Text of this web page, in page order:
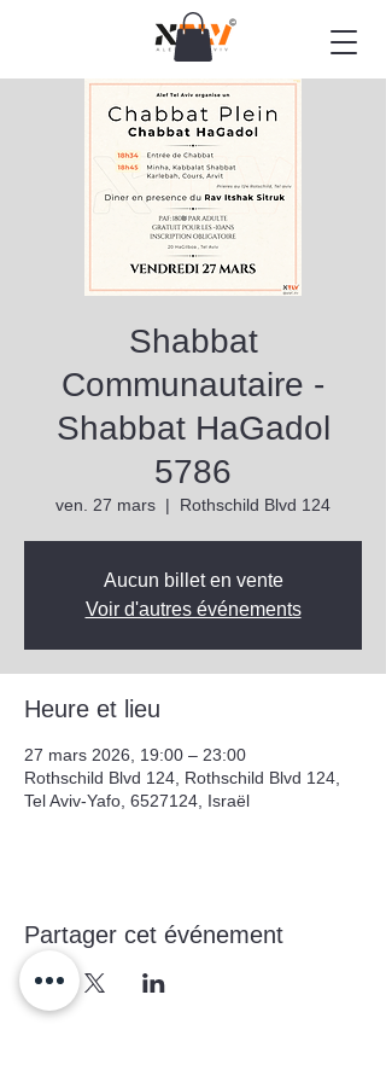
Shabbat
Communautaire -
Shabbat HaGadol
5786
ven. 27 mars
  |
Rothschild Blvd 124
Aucun billet en vente
Voir d'autres événements
Heure et lieu
27 mars 2026, 19:00 – 23:00
Rothschild Blvd 124, Rothschild Blvd 124,
Tel Aviv-Yafo, 6527124, Israël
Partager cet événement